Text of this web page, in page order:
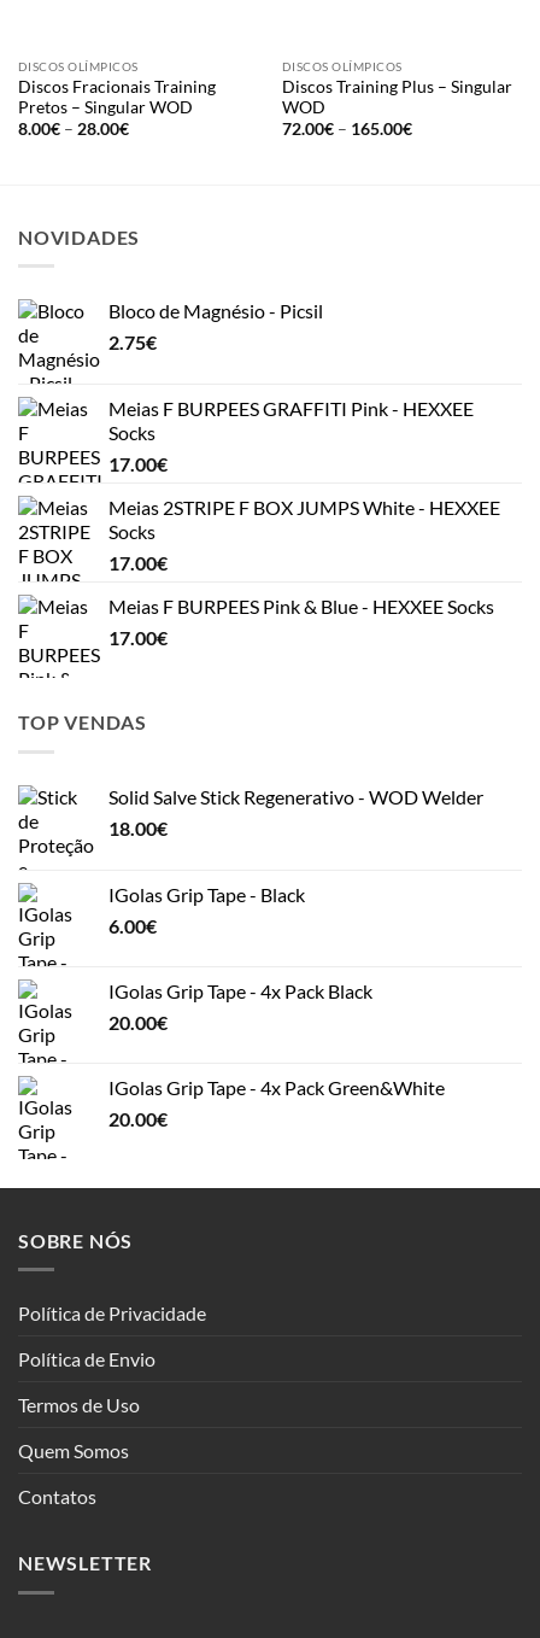
DISCOS OLÍMPICOS
Discos Fracionais Training
Pretos – Singular WOD
8.00€ – 28.00€Price
DISCOS OLÍMPICOS
Discos Training Plus – Singular
WOD
72.00€ – 165.00€Price
NOVIDADES
Bloco de Magnésio - Picsil
2.75€
Meias F BURPEES GRAFFITI Pink - HEXXEE
Socks
17.00€
Meias 2STRIPE F BOX JUMPS White - HEXXEE
Socks
17.00€
Meias F BURPEES Pink & Blue - HEXXEE Socks
17.00€
TOP VENDAS
Solid Salve Stick Regenerativo - WOD Welder
18.00€
IGolas Grip Tape - Black
6.00€
IGolas Grip Tape - 4x Pack Black
20.00€
IGolas Grip Tape - 4x Pack Green&White
20.00€
SOBRE NÓS
Política de Privacidade
Política de Envio
Termos de Uso
Quem Somos
Contatos
NEWSLETTER